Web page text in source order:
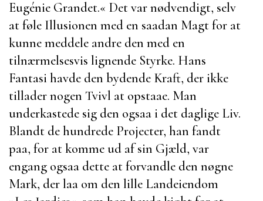
Eugénie Grandet.« Det var nødvendigt, selv
at føle Illusionen med en saadan Magt for at
kunne meddele andre den med en
tilnærmelsesvis lignende Styrke. Hans
Fantasi havde den bydende Kraft, der ikke
tillader nogen Tvivl at opstaae. Man
underkastede sig den ogsaa i det daglige Liv.
Blandt de hundrede Projecter, han fandt
paa, for at komme ud af sin Gjæld, var
engang ogsaa dette at forvandle den nøgne
Mark, der laa om den lille Landeiendom